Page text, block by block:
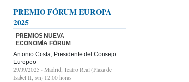
PREMIO FÓRUM EUROPA
2025
PREMIOS NUEVA
ECONOMÍA FÓRUM
Antonio Costa, Presidente del Consejo
Europeo
29/09/2025 - Madrid, Teatro Real (Plaza de
Isabel II, s/n) 12:00 horas